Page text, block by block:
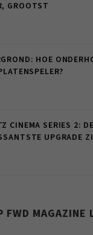
GROOTST
HOE
CINEMA SERIES 2: DE
UPGRADE
FWD MAGAZINE